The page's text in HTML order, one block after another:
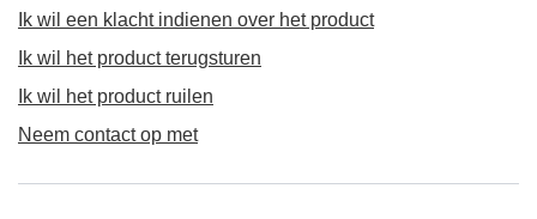
Ik wil een klacht indienen over het product
Ik wil het product terugsturen
Ik wil het product ruilen
Neem contact op met